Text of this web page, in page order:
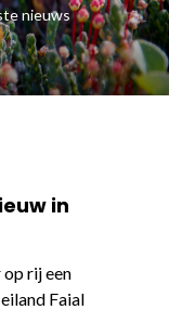
nieuws
in
rij een
Faial